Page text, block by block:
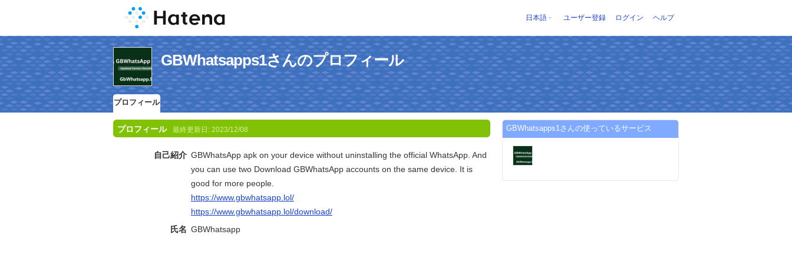
日本語 ユーザー登録 ログイン ヘルプ
GBWhatsapps1さんのプロフィール
プロフィール
プロフィール 最終更新日: 2023/12/08
自己紹介 GBWhatsApp apk on your device without uninstalling the official WhatsApp. And
you can use two Download GBWhatsApp accounts on the same device. It is
good for more people.
https://www.gbwhatsapp.lol/
https://www.gbwhatsapp.lol/download/
氏名 GBWhatsapp
GBWhatsapps1さんの使っているサービス